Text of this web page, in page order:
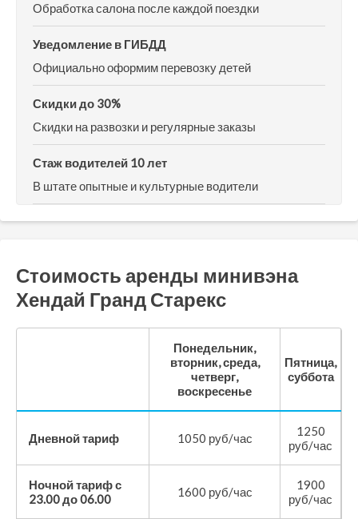
Обработка салона после каждой поездки
Уведомление в ГИБДД
Официально оформим перевозку детей
Скидки до 30%
Скидки на развозки и регулярные заказы
Стаж водителей 10 лет
В штате опытные и культурные водители
Стоимость аренды минивэна
Хендай Гранд Старекс
Понедельник,
вторник, среда,
четверг,
воскресенье
Пятница,
суббота
Дневной тариф 1050 руб/час
1250
руб/час
Ночной тариф с
23.00 до 06.00
1600 руб/час
1900
руб/час